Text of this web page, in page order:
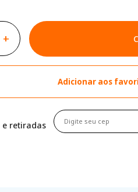
+
Adicionar aos
e retiradas